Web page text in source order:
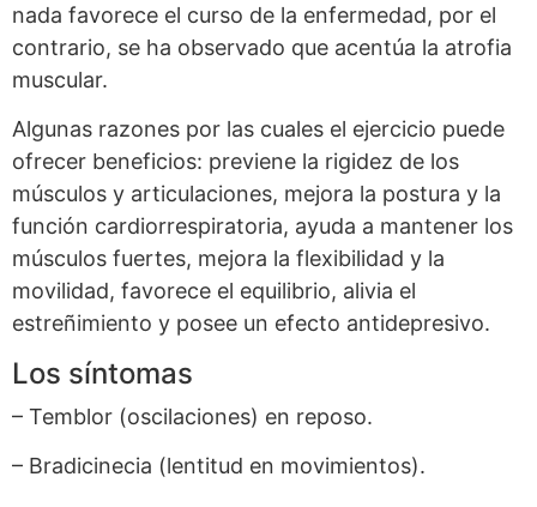
nada favorece el curso de la enfermedad, por el
contrario, se ha observado que acentúa la atrofia
muscular.
Algunas razones por las cuales el ejercicio puede
ofrecer beneficios: previene la rigidez de los
músculos y articulaciones, mejora la postura y la
función cardiorrespiratoria, ayuda a mantener los
músculos fuertes, mejora la flexibilidad y la
movilidad, favorece el equilibrio, alivia el
estreñimiento y posee un efecto antidepresivo.
Los síntomas
– Temblor (oscilaciones) en reposo.
– Bradicinecia (lentitud en movimientos).